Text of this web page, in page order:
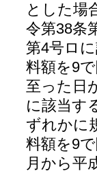
とした場
令第38条
第4号ロ
料額を9
至った日
に該当す
ずれかに
料額を9
月から平